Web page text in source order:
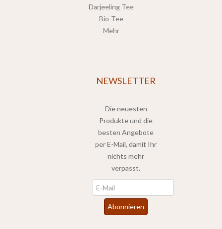
Darjeeling Tee
Bio-Tee
Mehr
NEWSLETTER
Die neuesten
Produkte und die
besten Angebote
per E-Mail, damit Ihr
nichts mehr
verpasst.
Abonnieren